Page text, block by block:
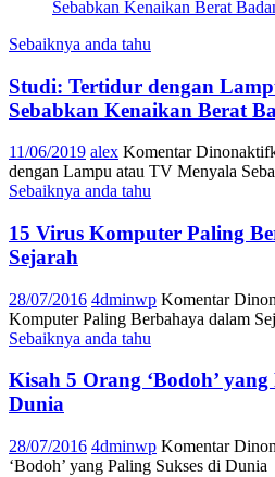
Sebaiknya anda tahu
Studi: Tertidur dengan
Sebabkan Kenaikan Berat
11/06/2019 alex Komentar
dengan Lampu atau TV Menyala
Sebaiknya anda tahu
15 Virus Komputer Paling
Sejarah
28/07/2016 4dminwp Komentar
Komputer Paling Berbahaya dalam
Sebaiknya anda tahu
Kisah 5 Orang ‘Bodoh’
Dunia
28/07/2016 4dminwp Komentar
‘Bodoh’ yang Paling Sukses di Dunia